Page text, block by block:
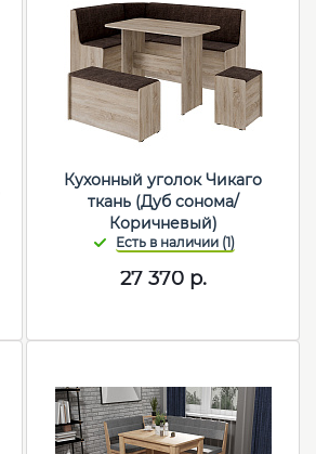
Кухонный уголок Чикаго
ткань (Дуб сонома/
Коричневый)
27 370р.